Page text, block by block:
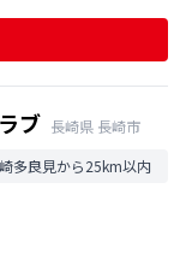
ブ 長崎県 長崎市
多良見から25km以内